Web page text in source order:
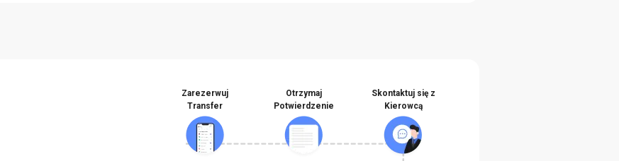
Zarezerwuj
Transfer
Otrzymaj
Potwierdzenie
Skontaktuj się z
Kierowcą